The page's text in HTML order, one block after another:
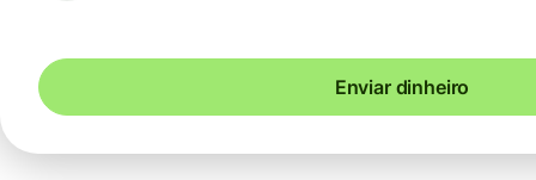
Enviar dinheiro